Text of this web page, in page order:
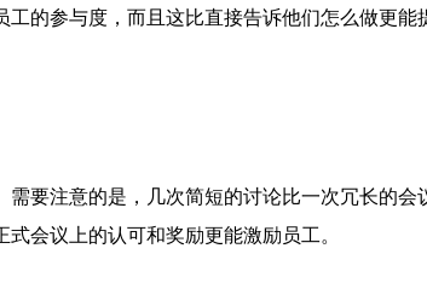
的参与度，而且这比直接告诉他们怎么做更能
要注意的是，几次简短的讨论比一次冗长的会
会议上的认可和奖励更能激励员工。